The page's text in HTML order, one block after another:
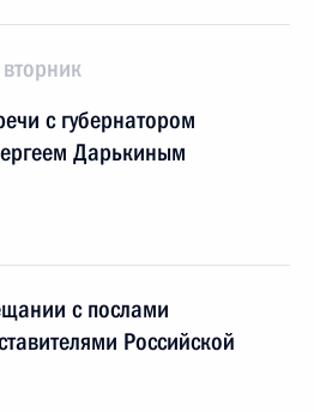
с губернатором
Дарькиным
с послами
Российской